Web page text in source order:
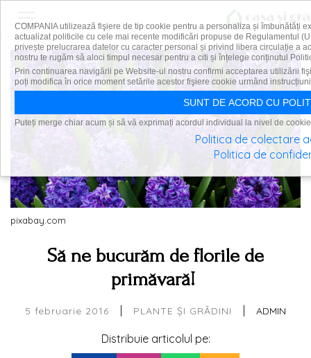
pixabay.com
Să ne bucurăm de florile de
primăvară!
5 februarie 2016 PLANTE ȘI GRĂDINI ADMIN
Distribuie articolul pe:
COMPANIA utilizează fişiere de tip cookie pentru a personaliza și îmbunătăți
actualizat politicile cu cele mai recente modificări propuse de Regulamentul
privește prelucrarea datelor cu caracter personal și privind libera circulație a
nostru te rugăm să aloci timpul necesar pentru a citi și înțelege conținutul
Prin continuarea navigării pe Website-ul nostru confirmi acceptarea utilizării
poți modifica în orice moment setările acestor fişiere cookie urmând
SUNT DE ACORD CU
Puteți merge chiar acum și să vă exprimați acordul individual la nivel de
Politica de colectare
Politica de